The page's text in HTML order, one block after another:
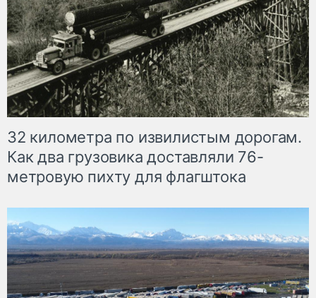
32 километра по извилистым дорогам.
Как два грузовика доставляли 76-
метровую пихту для флагштока